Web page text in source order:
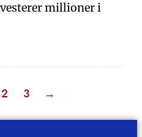
millioner i
2 3 →